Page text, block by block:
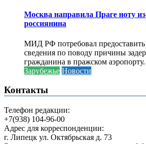
Москва направила Праге ноту
россиянина
МИД РФ потребовал
сведения по поводу причины
гражданина в пражском
Зарубежье Новости
Контакты
Телефон редакции:
+7(938) 104-96-00
Адрес для корреспонденции:
г. Липецк ул. Октябрьская д. 73